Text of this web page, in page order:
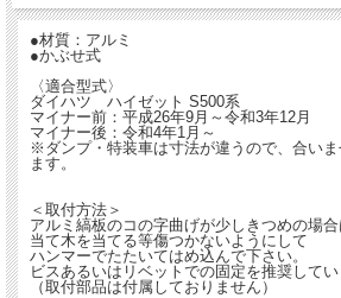
●材質：アルミ
●かぶせ式
〈適合型式〉
ダイハツ ハイゼット S500系
マイナー前：平成26年9月～令和3年12月
マイナー後：令和4年1月～
※ダンプ・特装車は寸法が違うので、合い
ます。
＜取付方法＞
アルミ縞板のコの字曲げが少しきつめの場合
当て木を当てる等傷つかないようにして
ハンマーでたたいてはめ込んで下さい。
ビスあるいはリベットでの固定を推奨してい
（取付部品は付属しておりません）